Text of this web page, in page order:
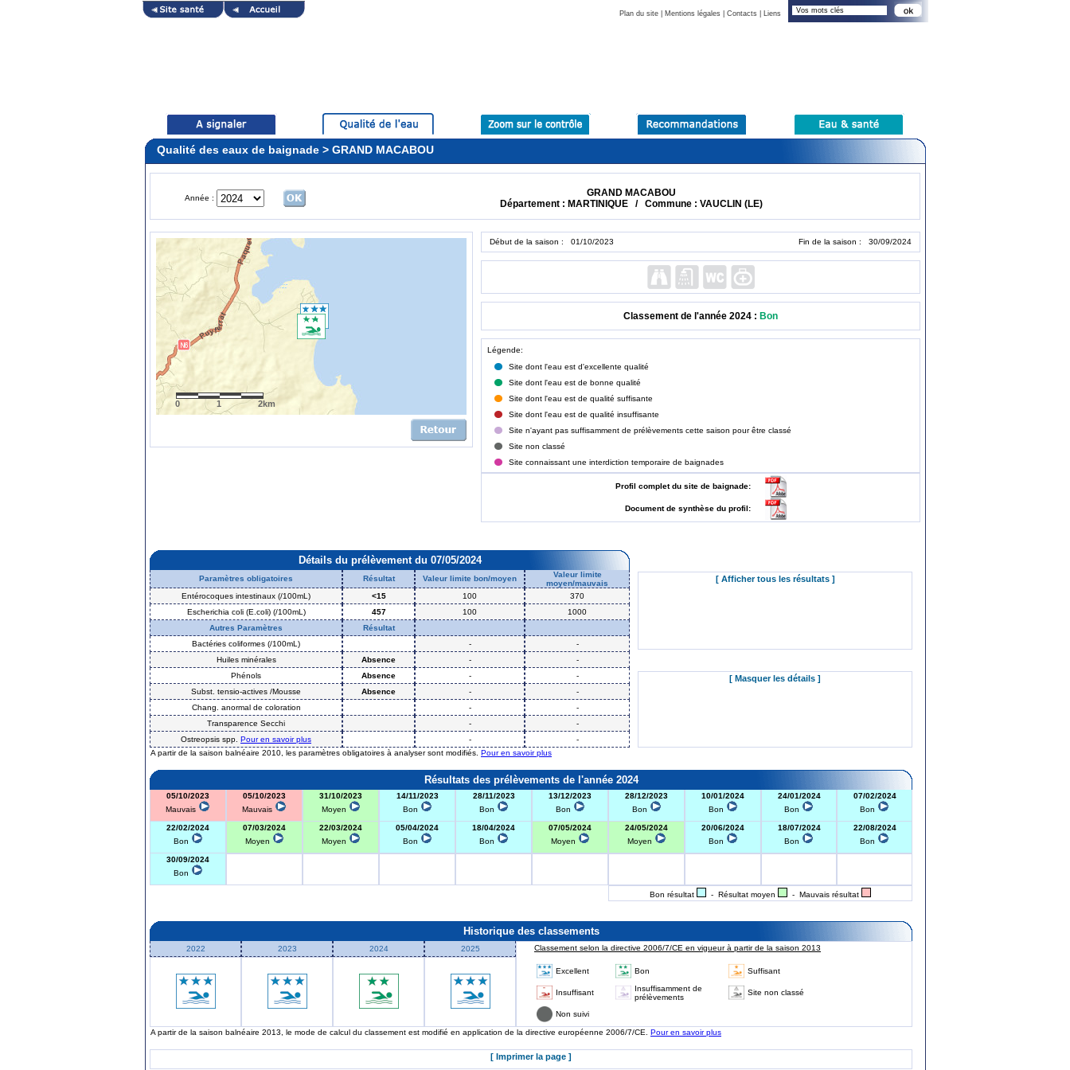
Plan du site| Mentions légales| Contacts| Liens
Qualité des eaux de baignade > GRAND MACABOU
Année :
GRAND MACABOU
Département : MARTINIQUE / Commune : VAUCLIN (LE)
0 1 2km
Début de la saison : 01/10/2023 Fin de la saison : 30/09/2024
Classement de l'année 2024 : Bon
Légende:
Site dont l'eau est d'excellente qualité
Site dont l'eau est de bonne qualité
Site dont l'eau est de qualité suffisante
Site dont l'eau est de qualité insuffisante
Site n'ayant pas suffisamment de prélèvements cette saison pour être classé
Site non classé
Site connaissant une interdiction temporaire de baignades
Profil complet du site de baignade:
Document de synthèse du profil:
Détails du prélèvement du 07/05/2024
Paramètres obligatoires Résultat Valeur limite bon/moyen
Valeur limite
moyen/mauvais
Entérocoques intestinaux (/100mL)
<15 100
370
Escherichia coli (E.coli) (/100mL)
457 100
1000
Autres Paramètres
Résultat
Bactéries coliformes (/100mL)
-
-
Huiles minérales
Absence -
-
Phénols
Absence -
-
Subst. tensio-actives /Mousse
Absence -
-
Chang. anormal de coloration
-
-
Transparence Secchi
-
-
Ostreopsis spp. Pour en savoir plus - -
[ Afficher tous les résultats ]
[ Masquer les détails ]
A partir de la saison balnéaire 2010, les paramètres obligatoires à analyser sont modifiés. Pour en savoir plus
Résultats des prélèvements de l'année 2024
05/10/2023
Mauvais
05/10/2023
Mauvais
31/10/2023
Moyen
14/11/2023
Bon
28/11/2023
Bon
13/12/2023
Bon
28/12/2023
Bon
10/01/2024
Bon
24/01/2024
Bon
07/02/2024
Bon
22/02/2024
Bon
07/03/2024
Moyen
22/03/2024
Moyen
05/04/2024
Bon
18/04/2024
Bon
07/05/2024
Moyen
24/05/2024
Moyen
20/06/2024
Bon
18/07/2024
Bon
22/08/2024
Bon
30/09/2024
Bon
Bon résultat - Résultat moyen - Mauvais résultat
Historique des classements
2022 2023 2024 2025 Classement selon la directive 2006/7/CE en vigueur à partir de la saison 2013
Excellent Bon Suffisant
Insuffisant
Insuffisamment de
prélèvements
Site non classé
Non suivi
A partir de la saison balnéaire 2013, le mode de calcul du classement est modifié en application de la directive européenne 2006/7/CE. Pour en savoir plus
[ Imprimer la page ]